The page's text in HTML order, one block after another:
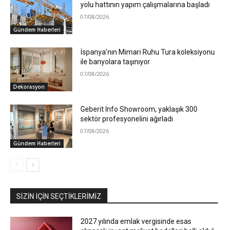
Gündem Haberleri
yolu hattının yapım çalışmalarına başladı
07/08/2026
Dekorasyon
İspanya’nın Mimari Ruhu Tura koleksiyonu
ile banyolara taşınıyor
07/08/2026
Gündem Haberleri
Geberit Info Showroom, yaklaşık 300
sektör profesyonelini ağırladı
07/08/2026
SIZIN İÇIN SEÇTIKLERIMIZ
2027 yılında emlak vergisinde esas